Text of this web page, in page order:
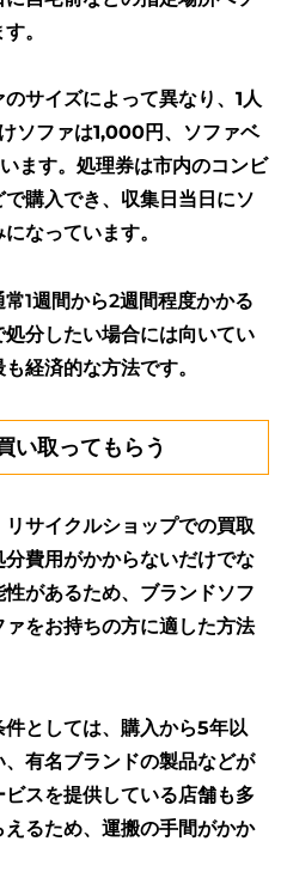
。
サイズによって異なり、1人
ソファは1,000円、ソファベ
ます。処理券は市内のコンビ
購入でき、収集日当日にソ
なっています。
1週間から2週間程度かかる
分したい場合には向いてい
経済的な方法です。
い取ってもらう
サイクルショップでの買取
費用がかからないだけでな
があるため、ブランドソフ
をお持ちの方に適した方法
としては、購入から5年以
有名ブランドの製品などが
ビスを提供している店舗も多
るため、運搬の手間がかか